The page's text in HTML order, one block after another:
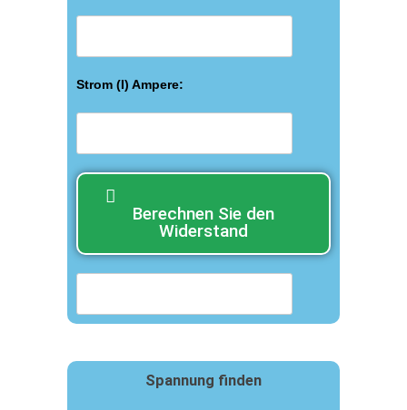
Strom (I) Ampere:
Berechnen Sie den
Widerstand
Spannung finden